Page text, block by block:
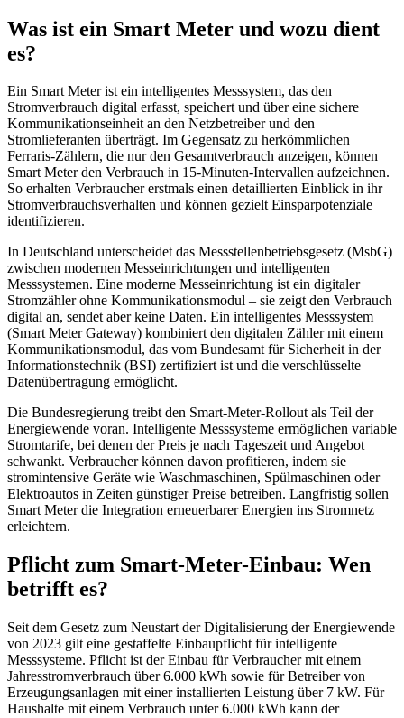
Was ist ein Smart Meter und wozu dient
es?
Ein Smart Meter ist ein intelligentes Messsystem, das den
Stromverbrauch digital erfasst, speichert und über eine sichere
Kommunikationseinheit an den Netzbetreiber und den
Stromlieferanten überträgt. Im Gegensatz zu herkömmlichen
Ferraris-Zählern, die nur den Gesamtverbrauch anzeigen, können
Smart Meter den Verbrauch in 15-Minuten-Intervallen aufzeichnen.
So erhalten Verbraucher erstmals einen detaillierten Einblick in ihr
Stromverbrauchsverhalten und können gezielt Einsparpotenziale
identifizieren.
In Deutschland unterscheidet das Messstellenbetriebsgesetz (MsbG)
zwischen modernen Messeinrichtungen und intelligenten
Messsystemen. Eine moderne Messeinrichtung ist ein digitaler
Stromzähler ohne Kommunikationsmodul – sie zeigt den Verbrauch
digital an, sendet aber keine Daten. Ein intelligentes Messsystem
(Smart Meter Gateway) kombiniert den digitalen Zähler mit einem
Kommunikationsmodul, das vom Bundesamt für Sicherheit in der
Informationstechnik (BSI) zertifiziert ist und die verschlüsselte
Datenübertragung ermöglicht.
Die Bundesregierung treibt den Smart-Meter-Rollout als Teil der
Energiewende voran. Intelligente Messsysteme ermöglichen variable
Stromtarife, bei denen der Preis je nach Tageszeit und Angebot
schwankt. Verbraucher können davon profitieren, indem sie
stromintensive Geräte wie Waschmaschinen, Spülmaschinen oder
Elektroautos in Zeiten günstiger Preise betreiben. Langfristig sollen
Smart Meter die Integration erneuerbarer Energien ins Stromnetz
erleichtern.
Pflicht zum Smart-Meter-Einbau: Wen
betrifft es?
Seit dem Gesetz zum Neustart der Digitalisierung der Energiewende
von 2023 gilt eine gestaffelte Einbaupflicht für intelligente
Messsysteme. Pflicht ist der Einbau für Verbraucher mit einem
Jahresstromverbrauch über 6.000 kWh sowie für Betreiber von
Erzeugungsanlagen mit einer installierten Leistung über 7 kW. Für
Haushalte mit einem Verbrauch unter 6.000 kWh kann der